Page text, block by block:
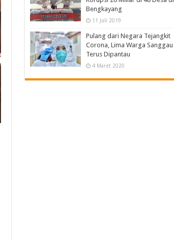
Bengkayang
11 Juli 2019
Pulang dari Negara Tejangkit
Corona, Lima Warga Sanggau
Terus Dipantau
4 Maret 2020